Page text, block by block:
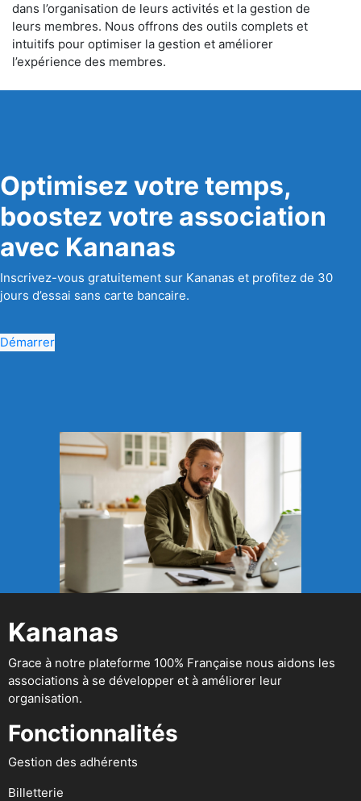
dans l’organisation de leurs activités et la gestion de
leurs membres. Nous offrons des outils complets et
intuitifs pour optimiser la gestion et améliorer
l’expérience des membres.
Optimisez votre temps,
boostez votre association
avec Kananas
Inscrivez-vous gratuitement sur Kananas et profitez de 30
jours d’essai sans carte bancaire.
Démarrer
Kananas
Grace à notre plateforme 100% Française nous aidons les
associations à se développer et à améliorer leur
organisation.
Fonctionnalités
Gestion des adhérents
Billetterie